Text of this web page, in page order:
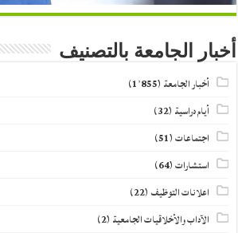
أخبار الجامعة بالتصنيف
أخبار الجامعة (1٬855)
أيام دراسية (32)
اجتماعات(51)
استشارات(64)
اعلانات التوظيف (22)
الآداب والأخلاقيات الجامعية (2)